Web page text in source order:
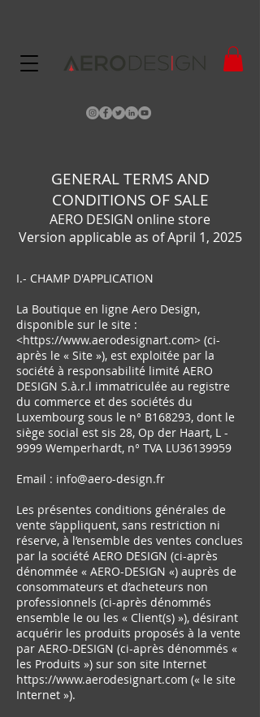
GENERAL TERMS AND
CONDITIONS OF SALE
AERO DESIGN online store
Version applicable as of April 1, 2025
I.- CHAMP D'APPLICATION
La Boutique en ligne Aero Design,
disponible sur le site :
<https://www.aerodesignart.com> (ci-
après le « Site »), est exploitée par la
société à responsabilité limité AERO
DESIGN S.à.r.l immatriculée au registre
du commerce et des sociétés du
Luxembourg sous le n° B168293, dont le
siège social est sis 28, Op der Haart, L -
9999 Wemperhardt, n° TVA LU36139959
Email : info@aero-design.fr
Les présentes conditions générales de
vente s’appliquent, sans restriction ni
réserve, à l’ensemble des ventes conclues
par la société AERO DESIGN (ci-après
dénommée « AERO-DESIGN «) auprès de
consommateurs et d’acheteurs non
professionnels (ci-après dénommés
ensemble le ou les « Client(s) »), désirant
acquérir les produits proposés à la vente
par AERO-DESIGN (ci-après dénommés «
les Produits ») sur son site Internet
https://www.aerodesignart.com (« le site
Internet »).